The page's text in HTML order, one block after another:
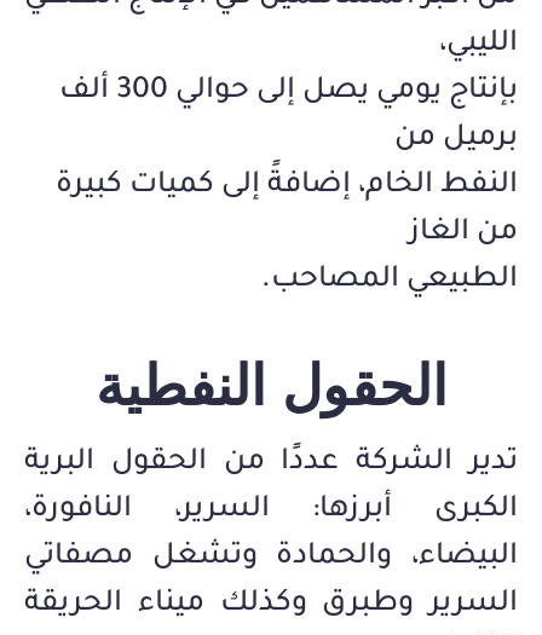
الليبي،
بإنتاج يومي يصل إلى حوالي 300 ألف
برميل من
النفط الخام، إضافةً إلى كميات كبيرة
من الغاز
الطبيعي المصاحب.
الحقول النفطية
تدير الشركة عددًا من الحقول البرية
الكبرى أبرزها: السرير، النافورة،
البيضاء، والحمادة وتشغل مصفاتي
السرير وطبرق وكذلك ميناء الحريقة